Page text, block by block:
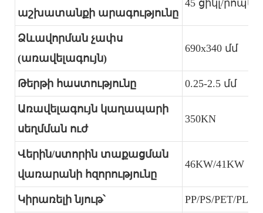
աշխատանքի արագությունը
45 ցիկլ/րոպե
Ձևավորման չափս
(առավելագույն)
690x340 մմ
Թերթի հաստությունը 0.25-2.5 մմ
Առավելագույն կաղապարի
սեղմման ուժ
350KN
Վերին/ստորին տաքացման
վառարանի հզորությունը
46KW/41KW
Կիրառելի նյութ՝ PP/PS/PET/PLA/